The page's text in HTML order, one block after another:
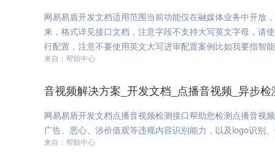
网易易盾开发文档适用范围当前功能仅在融媒体业务中开放
来，格式详见接口文档，注意字段不支持大写英文字母，请
行配置，注意不要使用英文大写进审配置案例比如我要指智
来自：帮助中心
音视频解决方案_开发文档_点播音视频_异步
网易易盾开发文档点播音视频检测接口帮助您检测点播音视
广告、恶心、涉价值观等违规内容识别能力，以及logo识别
来自：帮助中心